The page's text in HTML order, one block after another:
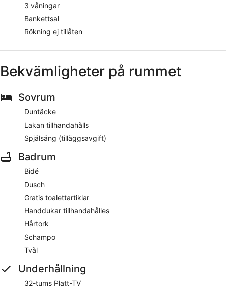
3 våningar
Bankettsal
Rökning ej tillåten
Bekvämligheter på rummet
Sovrum
Duntäcke
Lakan tillhandahålls
Spjälsäng (tilläggsavgift)
Badrum
Bidé
Dusch
Gratis toalettartiklar
Handdukar tillhandahålles
Hårtork
Schampo
Tvål
Underhållning
32-tums Platt-TV